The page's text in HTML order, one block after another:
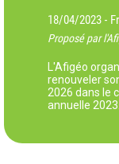
18/04/2023 -
Proposé par
L'Afigéo
renouveler
2026 dans le
annuelle 2023.